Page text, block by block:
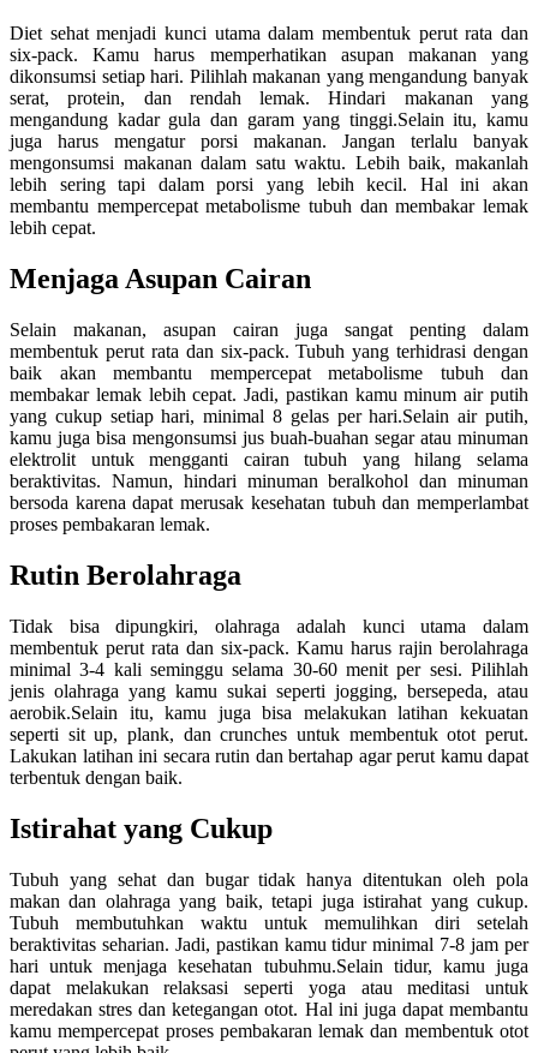
Diet sehat menjadi kunci utama dalam membentuk perut rata dan
six-pack. Kamu harus memperhatikan asupan makanan yang
dikonsumsi setiap hari. Pilihlah makanan yang mengandung banyak
serat, protein, dan rendah lemak. Hindari makanan yang
mengandung kadar gula dan garam yang tinggi.Selain itu, kamu
juga harus mengatur porsi makanan. Jangan terlalu banyak
mengonsumsi makanan dalam satu waktu. Lebih baik, makanlah
lebih sering tapi dalam porsi yang lebih kecil. Hal ini akan
membantu mempercepat metabolisme tubuh dan membakar lemak
lebih cepat.
Menjaga Asupan Cairan
Selain makanan, asupan cairan juga sangat penting dalam
membentuk perut rata dan six-pack. Tubuh yang terhidrasi dengan
baik akan membantu mempercepat metabolisme tubuh dan
membakar lemak lebih cepat. Jadi, pastikan kamu minum air putih
yang cukup setiap hari, minimal 8 gelas per hari.Selain air putih,
kamu juga bisa mengonsumsi jus buah-buahan segar atau minuman
elektrolit untuk mengganti cairan tubuh yang hilang selama
beraktivitas. Namun, hindari minuman beralkohol dan minuman
bersoda karena dapat merusak kesehatan tubuh dan memperlambat
proses pembakaran lemak.
Rutin Berolahraga
Tidak bisa dipungkiri, olahraga adalah kunci utama dalam
membentuk perut rata dan six-pack. Kamu harus rajin berolahraga
minimal 3-4 kali seminggu selama 30-60 menit per sesi. Pilihlah
jenis olahraga yang kamu sukai seperti jogging, bersepeda, atau
aerobik.Selain itu, kamu juga bisa melakukan latihan kekuatan
seperti sit up, plank, dan crunches untuk membentuk otot perut.
Lakukan latihan ini secara rutin dan bertahap agar perut kamu dapat
terbentuk dengan baik.
Istirahat yang Cukup
Tubuh yang sehat dan bugar tidak hanya ditentukan oleh pola
makan dan olahraga yang baik, tetapi juga istirahat yang cukup.
Tubuh membutuhkan waktu untuk memulihkan diri setelah
beraktivitas seharian. Jadi, pastikan kamu tidur minimal 7-8 jam per
hari untuk menjaga kesehatan tubuhmu.Selain tidur, kamu juga
dapat melakukan relaksasi seperti yoga atau meditasi untuk
meredakan stres dan ketegangan otot. Hal ini juga dapat membantu
kamu mempercepat proses pembakaran lemak dan membentuk otot